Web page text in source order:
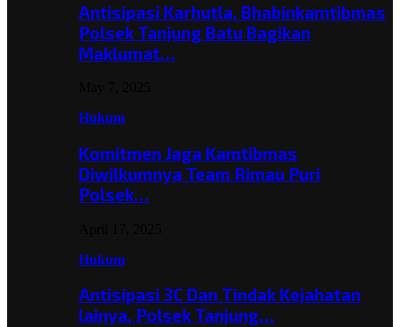
Antisipasi Karhutla, Bhabinkamtibmas
Polsek Tanjung Batu Bagikan
Maklumat…
Hukum
Komitmen Jaga Kamtibmas
Diwilkumnya Team Rimau Puri
Polsek…
Hukum
Antisipasi 3C Dan Tindak Kejahatan
lainya, Polsek Tanjung…